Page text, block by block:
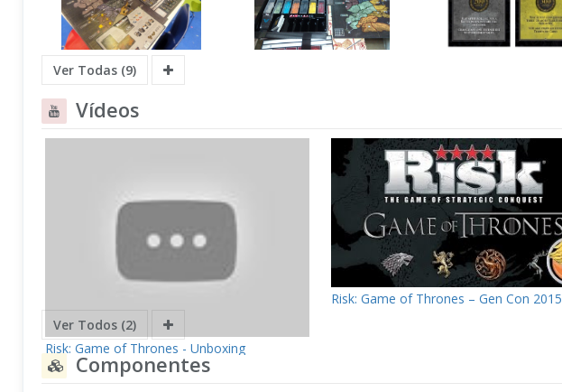
Ver Todas (9)
Vídeos
Risk: Game of Thrones - Unboxing
Risk: Game of Thrones – Gen Con 2015
Ver Todos (2)
Componentes